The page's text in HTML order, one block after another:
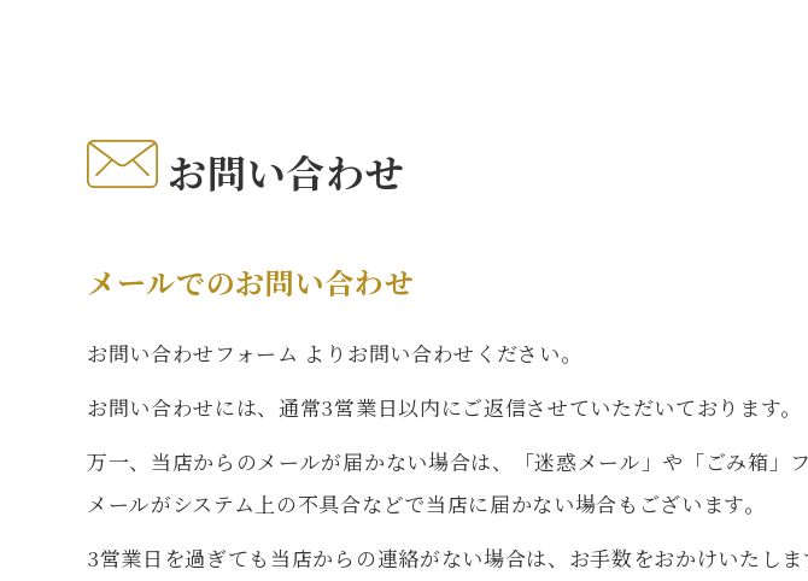
お問い合わせ
メールでのお問い合わせ
お問い合わせフォーム よりお問い合わせください。
お問い合わせには、通常3営業日以内にご返信させていただいております。
万一、当店からのメールが届かない場合は、「迷惑メール」や「ごみ箱
メールがシステム上の不具合などで当店に届かない場合もございます。
3営業日を過ぎても当店からの連絡がない場合は、お手数をおかけいたし